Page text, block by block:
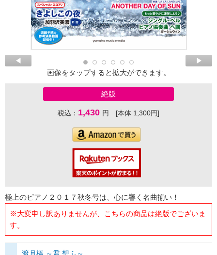
画像をタップすると拡大ができます。
絶版
税込： 1,430 円 [本体 1,300円]
極上のピアノ２０１７秋冬号は、心に響く名曲揃い！
※大変申し訳ありませんが、こちらの商品は絶版でございま
す。
渡月橋 ～君 想ふ～